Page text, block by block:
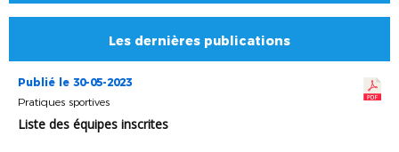
Les dernières publications
Publié le 30-05-2023
Pratiques sportives
Liste des équipes inscrites